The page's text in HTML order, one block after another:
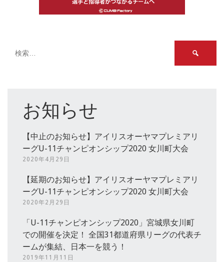
お知らせ
【中止のお知らせ】アイリスオーヤマプレミアリ
ーグU-11チャンピオンシップ2020 女川町大会
2020年4月29日
【延期のお知らせ】アイリスオーヤマプレミアリ
ーグU-11チャンピオンシップ2020 女川町大会
2020年2月29日
「U-11チャンピオンシップ2020」宮城県女川町
での開催を決定！ 全国31都道府県リーグの代表チ
ームが集結、日本一を競う！
2019年11月11日